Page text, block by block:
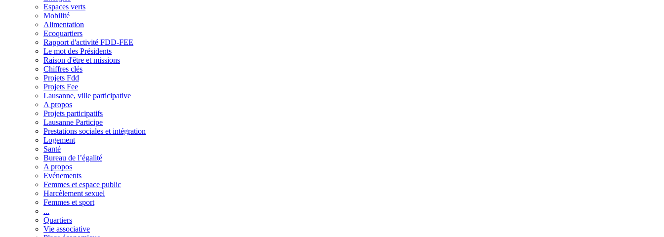
Espaces verts
Mobilité
Alimentation
Ecoquartiers
Rapport d'activité FDD-FEE
Le mot des Présidents
Raison d'être et missions
Chiffres clés
Projets Fdd
Projets Fee
Lausanne, ville participative
A propos
Projets participatifs
Lausanne Participe
Prestations sociales et intégration
Logement
Santé
Bureau de l’égalité
A propos
Evénements
Femmes et espace public
Harcèlement sexuel
Femmes et sport
...
Quartiers
Vie associative